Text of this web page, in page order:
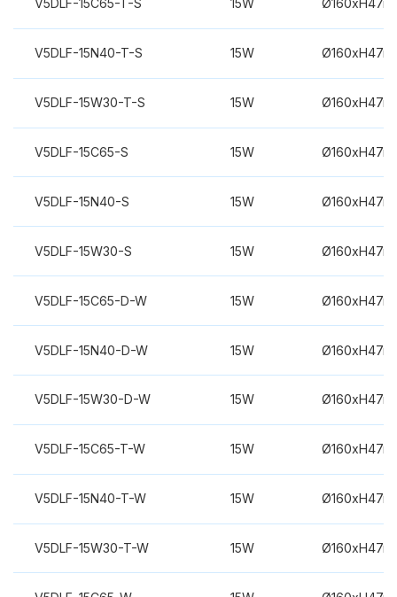
V5DLF-15C65-T-S 15W
V5DLF-15N40-T-S 15W
V5DLF-15W30-T-S 15W
V5DLF-15C65-S 15W
V5DLF-15N40-S 15W
V5DLF-15W30-S 15W
V5DLF-15C65-D-W 15W
V5DLF-15N40-D-W 15W
V5DLF-15W30-D-W 15W
V5DLF-15C65-T-W 15W
V5DLF-15N40-T-W 15W
V5DLF-15W30-T-W 15W